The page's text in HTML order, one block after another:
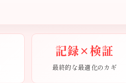
記録×検証
最終的な最適化のカギ